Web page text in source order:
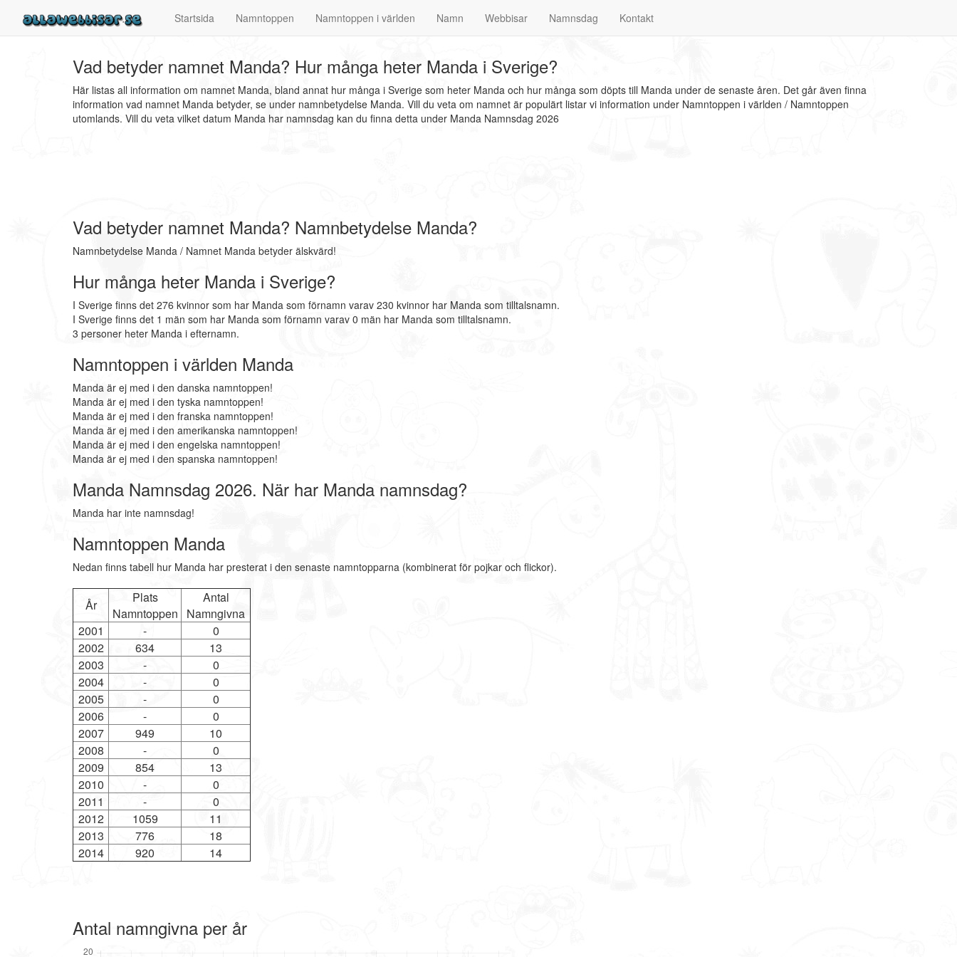
Startsida Namntoppen Namntoppen i världen Namn Webbisar Namnsdag Kontakt
Vad betyder namnet Manda? Hur många heter Manda i Sverige?
Här listas all information om namnet Manda, bland annat hur många i Sverige som heter Manda och hur många som döpts till Manda under de senaste åren. Det går även finna
information vad namnet Manda betyder, se under namnbetydelse Manda. Vill du veta om namnet är populärt listar vi information under Namntoppen i världen / Namntoppen
utomlands. Vill du veta vilket datum Manda har namnsdag kan du finna detta under Manda Namnsdag 2026
Vad betyder namnet Manda? Namnbetydelse Manda?
Namnbetydelse Manda / Namnet Manda betyder älskvärd!
Hur många heter Manda i Sverige?
I Sverige finns det 276 kvinnor som har Manda som förnamn varav 230 kvinnor har Manda som tilltalsnamn.
I Sverige finns det 1 män som har Manda som förnamn varav 0 män har Manda som tilltalsnamn.
3 personer heter Manda i efternamn.
Namntoppen i världen Manda
Manda är ej med i den danska namntoppen!
Manda är ej med i den tyska namntoppen!
Manda är ej med i den franska namntoppen!
Manda är ej med i den amerikanska namntoppen!
Manda är ej med i den engelska namntoppen!
Manda är ej med i den spanska namntoppen!
Manda Namnsdag 2026. När har Manda namnsdag?
Manda har inte namnsdag!
Namntoppen Manda
Nedan finns tabell hur Manda har presterat i den senaste namntopparna (kombinerat för pojkar och flickor).
År
Plats
Namntoppen
Antal
Namngivna
2001
-
0
2002
634
13
2003
-
0
2004
-
0
2005
-
0
2006
-
0
2007
949
10
2008
-
0
2009
854
13
2010
-
0
2011
-
0
2012
1059
11
2013
776
18
2014
920 14
Antal namngivna per år